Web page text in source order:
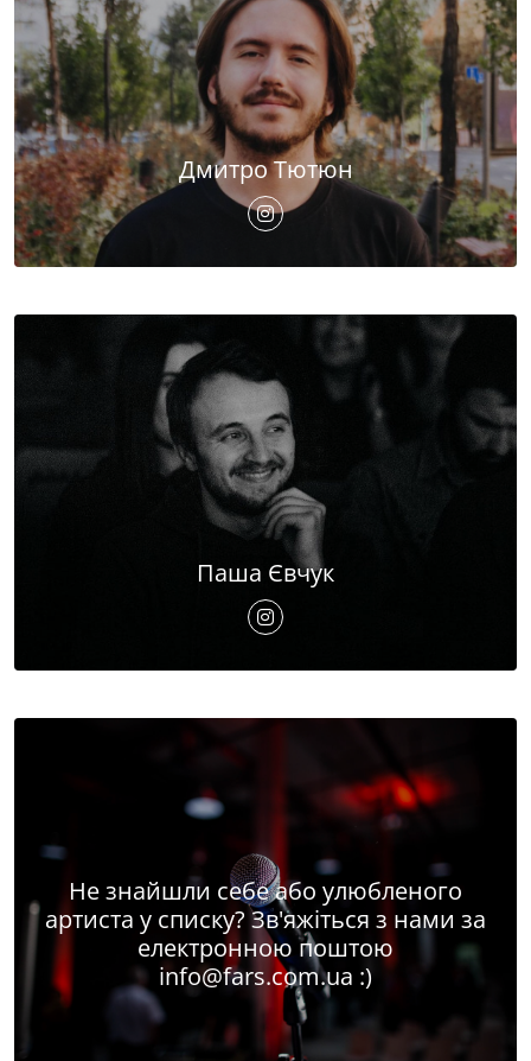
Дмитро Тютюн
Паша Євчук
Не знайшли себе або улюбленого
артиста у списку? Зв'яжіться з нами за
електронною поштою
info@fars.com.ua :)